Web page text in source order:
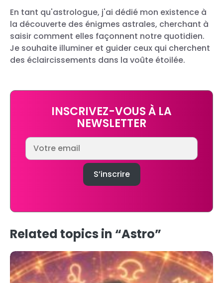
En tant qu'astrologue, j'ai dédié mon existence à
la découverte des énigmes astrales, cherchant à
saisir comment elles façonnent notre quotidien.
Je souhaite illuminer et guider ceux qui cherchent
des éclaircissements dans la voûte étoilée.
INSCRIVEZ-VOUS À LA
NEWSLETTER
Related topics in “Astro”